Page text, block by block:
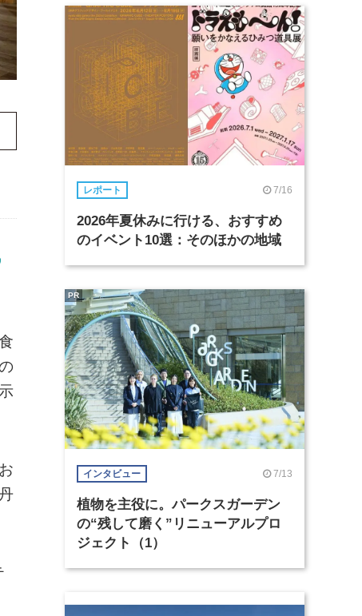
レポート 7/16
2026年夏休みに行ける、おすすめ
のイベント10選：そのほかの地域
インタビュー 7/13
植物を主役に。パークスガーデン
の“残して磨く”リニューアルプロ
ジェクト（1）
PR